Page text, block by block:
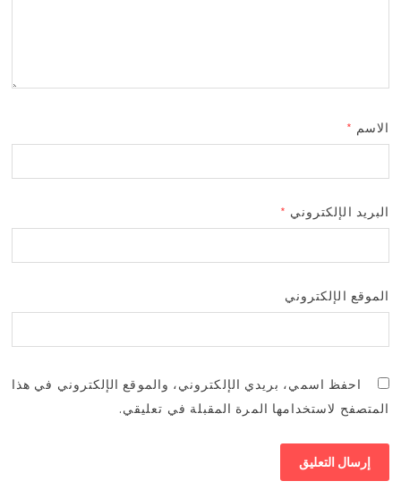
الاسم *
البريد الإلكتروني *
الموقع الإلكتروني
احفظ اسمي، بريدي الإلكتروني، والموقع الإلكتروني في هذا
المتصفح لاستخدامها المرة المقبلة في تعليقي.